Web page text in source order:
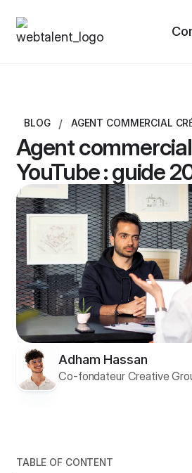
BLOG /
AGENT COMMERCIAL
Agent
YouTube : guide
Adham Hassan
Co-fondateur Creative
TABLE OF CONTENT